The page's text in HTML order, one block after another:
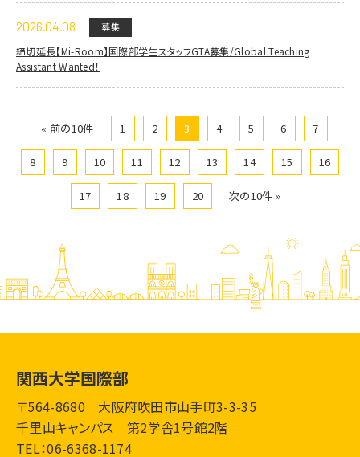
2026.04.08 募集
締切延長【Mi-Room】国際部学生スタッフGTA募集/Global Teaching
Assistant Wanted！
« 前の10件 1 2 3 4 5 6 7
8 9 10 11 12 13 14 15 16
17 18 19 20 次の10件 »
関西大学国際部
〒564-8680 大阪府吹田市山手町3-3-35
千里山キャンパス 第2学舎1号館2階
TEL：06-6368-1174